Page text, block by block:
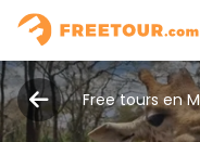
Free tours en